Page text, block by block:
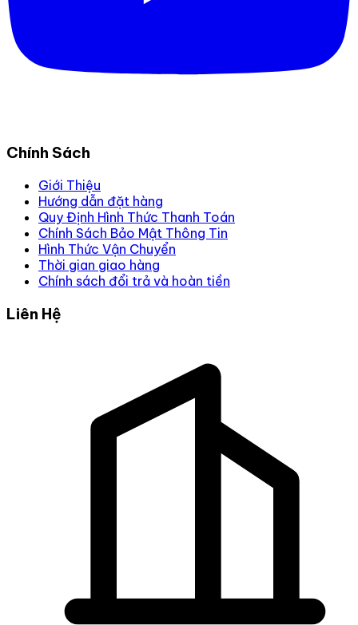
Chính Sách
Giới Thiệu
Hướng dẫn đặt hàng
Quy Định Hình Thức Thanh Toán
Chính Sách Bảo Mật Thông Tin
Hình Thức Vận Chuyển
Thời gian giao hàng
Chính sách đổi trả và hoàn tiền
Liên Hệ